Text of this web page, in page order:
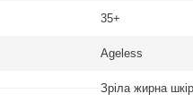
35+
Ageless
Зріла жирна